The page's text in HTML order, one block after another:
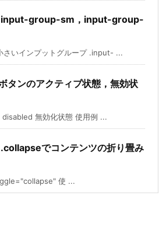
input-group-sm，input-group-
インプットグループ .input- ...
タンのアクティブ状態，無効状
無効化状態 使用例 ...
でコンテンツの折り畳み
使 ...